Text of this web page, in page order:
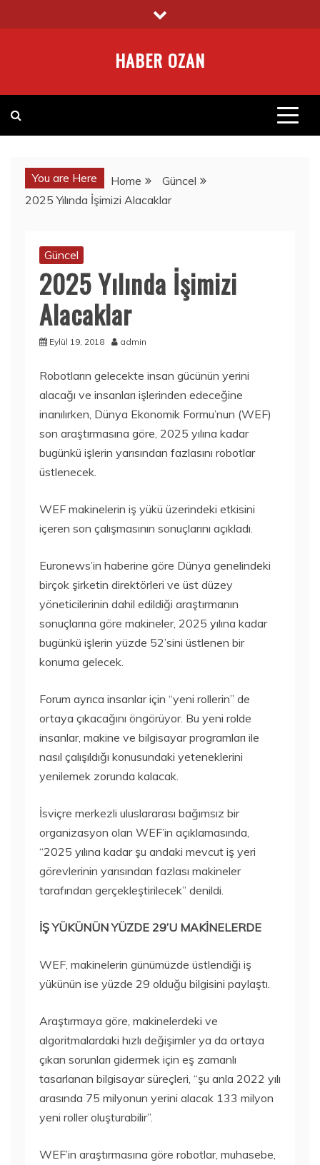
to
HABER OZAN
You are Here Home
Güncel
2025 Yılında İşimizi Alacaklar
Güncel
2025 Yılında İşimizi
Alacaklar
Eylül 19, 2018 admin
Robotların gelecekte insan gücünün yerini
alacağı ve insanları işlerinden edeceğine
inanılırken, Dünya Ekonomik Formu’nun (WEF)
son araştırmasına göre, 2025 yılına kadar
bugünkü işlerin yarısından fazlasını robotlar
üstlenecek.
WEF makinelerin iş yükü üzerindeki etkisini
içeren son çalışmasının sonuçlarını açıkladı.
Euronews’in haberine göre Dünya genelindeki
birçok şirketin direktörleri ve üst düzey
yöneticilerinin dahil edildiği araştırmanın
sonuçlarına göre makineler, 2025 yılına kadar
bugünkü işlerin yüzde 52’sini üstlenen bir
konuma gelecek.
Forum ayrıca insanlar için “yeni rollerin” de
ortaya çıkacağını öngörüyor. Bu yeni rolde
insanlar, makine ve bilgisayar programları ile
nasıl çalışıldığı konusundaki yeteneklerini
yenilemek zorunda kalacak.
İsviçre merkezli uluslararası bağımsız bir
organizasyon olan WEF’in açıklamasında,
“2025 yılına kadar şu andaki mevcut iş yeri
görevlerinin yarısından fazlası makineler
tarafından gerçekleştirilecek” denildi.
İŞ YÜKÜNÜN YÜZDE 29’U MAKİNELERDE
WEF, makinelerin günümüzde üstlendiği iş
yükünün ise yüzde 29 olduğu bilgisini paylaştı.
Araştırmaya göre, makinelerdeki ve
algoritmalardaki hızlı değişimler ya da ortaya
çıkan sorunları gidermek için eş zamanlı
tasarlanan bilgisayar süreçleri, “şu anla 2022 yılı
arasında 75 milyonun yerini alacak 133 milyon
yeni roller oluşturabilir”.
WEF’in araştırmasına göre robotlar, muhasebe,